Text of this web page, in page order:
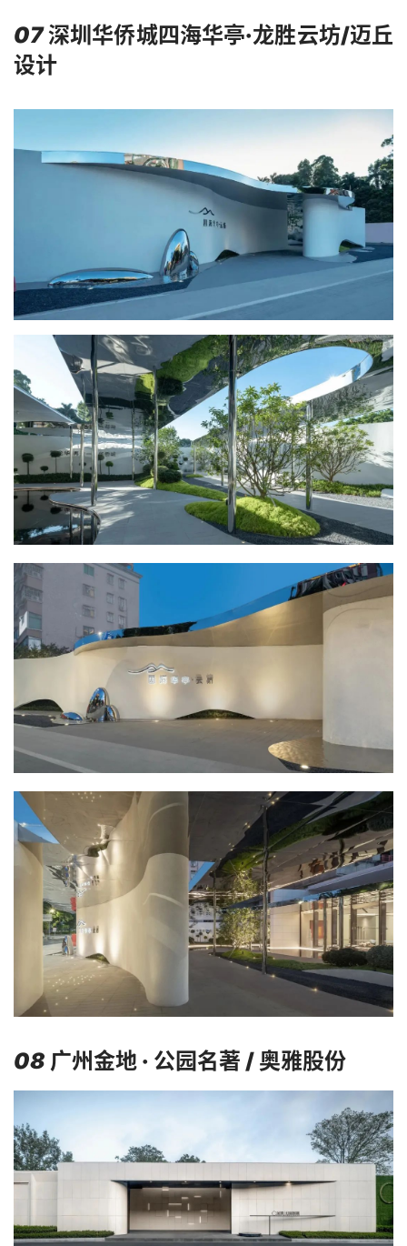
页
资
平
面
间
07深圳华侨城四海华亭·龙胜云坊/迈丘
设计
08 广州金地 · 公园名著 / 奥雅股份